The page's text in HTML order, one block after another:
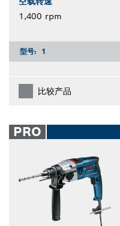
1,400 rpm
型号: 1
比较产品
PRO